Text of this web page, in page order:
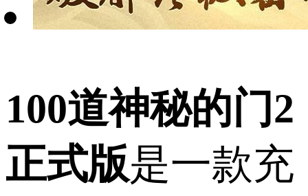
100道神秘的门2
正式版是一款充